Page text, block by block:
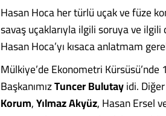
Hasan Hoca her türlü uçak ve füze
savaş uçaklarıyla ilgili soruya ve
Hasan Hoca’yı kısaca anlatmam
Mülkiye’de Ekonometri
BaşkanımızTuncer Bulutayidi.
Korum,Yılmaz Akyüz, Hasan Ersel